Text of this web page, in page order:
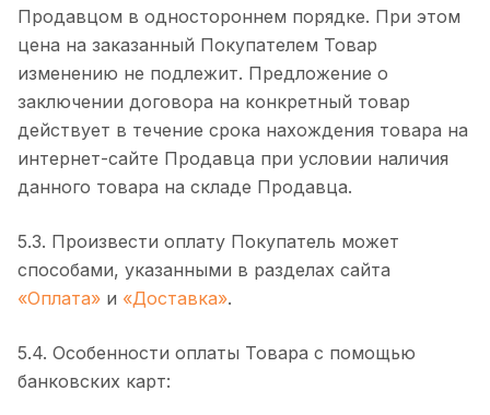
Продавцом в одностороннем порядке. При этом
цена на заказанный Покупателем Товар
изменению не подлежит. Предложение о
заключении договора на конкретный товар
действует в течение срока нахождения товара на
интернет-сайте Продавца при условии наличия
данного товара на складе Продавца.
5.3. Произвести оплату Покупатель может
способами, указанными в разделах сайта
«Оплата» и «Доставка».
5.4. Особенности оплаты Товара с помощью
банковских карт: